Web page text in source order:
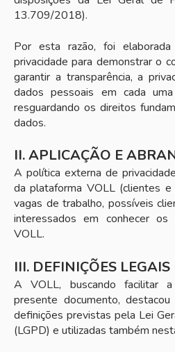
13.709/2018).
Por esta razão, foi
privacidade para demonstrar o
garantir a transparência, a
dados pessoais em cada
resguardando os direitos
dados.
II. APLICAÇÃO E
A política externa de
da plataforma VOLL (clientes e
vagas de trabalho, possíveis
interessados em conhecer
VOLL.
III. DEFINIÇÕES LEGAIS
A VOLL, buscando facilitar
presente documento,
definições previstas pela Lei
(LGPD) e utilizadas também